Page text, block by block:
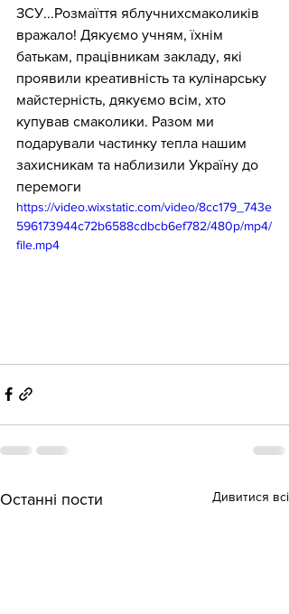
ЗСУ...Розмаїття яблучнихсмаколиків
вражало! Дякуємо учням, їхнім
батькам, працівникам закладу, які
проявили креативність та кулінарську
майстерність, дякуємо всім, хто
купував смаколики. Разом ми
подарували частинку тепла нашим
захисникам та наблизили Україну до
перемоги
https://video.wixstatic.com/video/8cc179_743e
596173944c72b6588cdbcb6ef782/480p/mp4/
file.mp4
Останні пости Дивитися всі